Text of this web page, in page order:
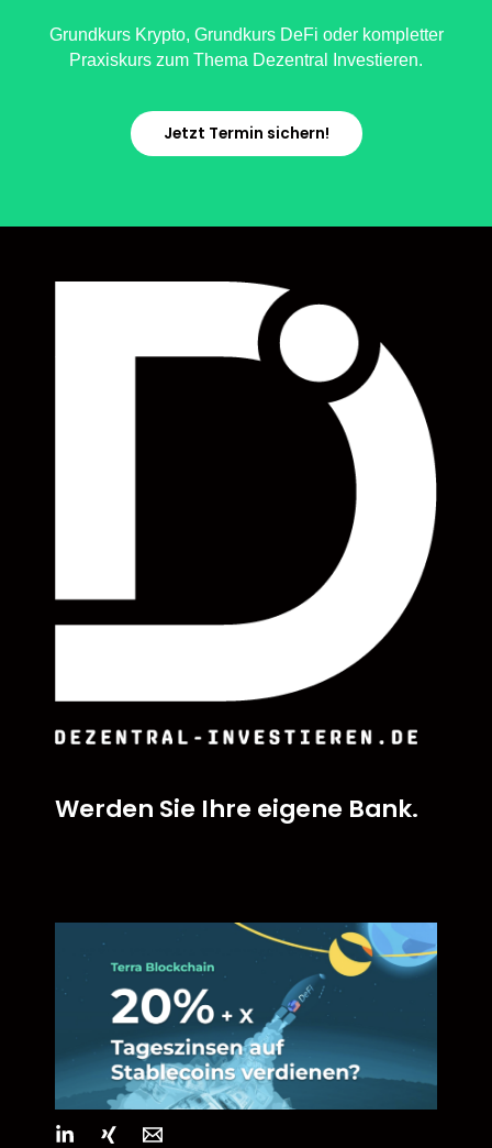
Grundkurs Krypto, Grundkurs DeFi oder kompletter
Praxiskurs zum Thema Dezentral Investieren.
Jetzt Termin sichern!
Werden Sie Ihre eigene Bank.